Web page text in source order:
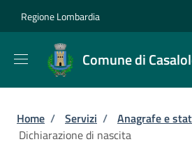
Regione Lombardia
Comune di
Briciole di pane
Home / Servizi / Anagrafe e
Dichiarazione di nascita